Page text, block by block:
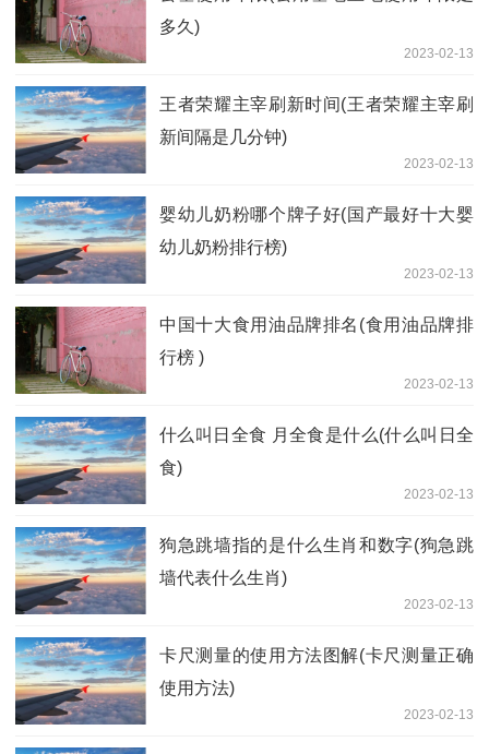
多久)
2023-02-13
王者荣耀主宰刷新时间(王者荣耀主宰刷
新间隔是几分钟)
2023-02-13
婴幼儿奶粉哪个牌子好(国产最好十大婴
幼儿奶粉排行榜)
2023-02-13
中国十大食用油品牌排名(食用油品牌排
行榜 )
2023-02-13
什么叫日全食 月全食是什么(什么叫日全
食)
2023-02-13
狗急跳墙指的是什么生肖和数字(狗急跳
墙代表什么生肖)
2023-02-13
卡尺测量的使用方法图解(卡尺测量正确
使用方法)
2023-02-13